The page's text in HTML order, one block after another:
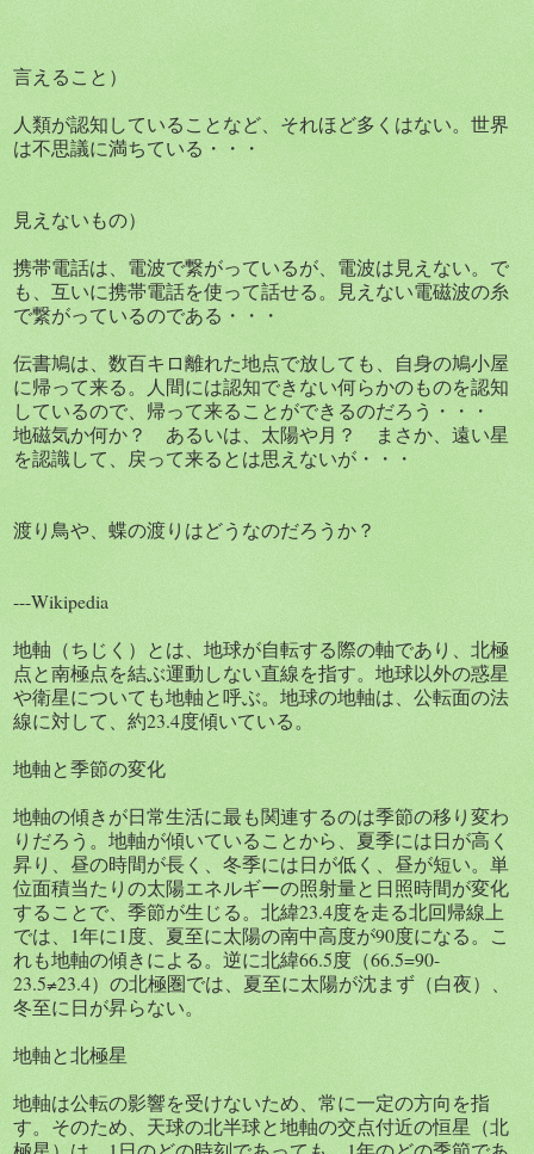
言えること）
人類が認知していることなど、それほど多くはない。世界
は不思議に満ちている・・・
見えないもの）
携帯電話は、電波で繋がっているが、電波は見えない。で
も、互いに携帯電話を使って話せる。見えない電磁波の糸
で繋がっているのである・・・
伝書鳩は、数百キロ離れた地点で放しても、自身の鳩小屋
に帰って来る。人間には認知できない何らかのものを認知
しているので、帰って来ることができるのだろう・・・
地磁気か何か？ あるいは、太陽や月？ まさか、遠い星
を認識して、戻って来るとは思えないが・・・
渡り鳥や、蝶の渡りはどうなのだろうか？
---Wikipedia
地軸（ちじく）とは、地球が自転する際の軸であり、北極
点と南極点を結ぶ運動しない直線を指す。地球以外の惑星
や衛星についても地軸と呼ぶ。地球の地軸は、公転面の法
線に対して、約23.4度傾いている。
地軸と季節の変化
地軸の傾きが日常生活に最も関連するのは季節の移り変わ
りだろう。地軸が傾いていることから、夏季には日が高く
昇り、昼の時間が長く、冬季には日が低く、昼が短い。単
位面積当たりの太陽エネルギーの照射量と日照時間が変化
することで、季節が生じる。北緯23.4度を走る北回帰線上
では、1年に1度、夏至に太陽の南中高度が90度になる。こ
れも地軸の傾きによる。逆に北緯66.5度（66.5=90-
23.5≠23.4）の北極圏では、夏至に太陽が沈まず（白夜）、
冬至に日が昇らない。
地軸と北極星
地軸は公転の影響を受けないため、常に一定の方向を指
す。そのため、天球の北半球と地軸の交点付近の恒星（北